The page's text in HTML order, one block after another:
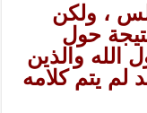
، ولكن
حول
الله والذين
لم يتم كلامه